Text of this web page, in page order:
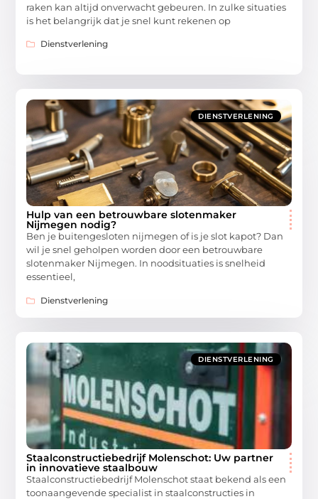
raken kan altijd onverwacht gebeuren. In zulke situaties
is het belangrijk dat je snel kunt rekenen op
Dienstverlening
DIENSTVERLENING
Hulp van een betrouwbare slotenmaker
Nijmegen nodig?
Ben je buitengesloten nijmegen of is je slot kapot? Dan
wil je snel geholpen worden door een betrouwbare
slotenmaker Nijmegen. In noodsituaties is snelheid
essentieel,
Dienstverlening
DIENSTVERLENING
Staalconstructiebedrijf Molenschot: Uw partner
in innovatieve staalbouw
Staalconstructiebedrijf Molenschot staat bekend als een
toonaangevende specialist in staalconstructies in